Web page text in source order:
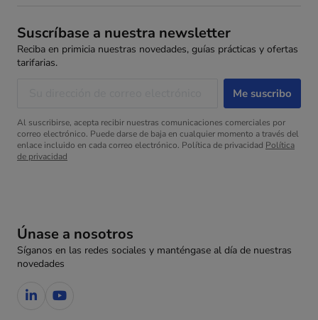
Únase a nosotros
Síganos en las redes sociales y manténgase al día de nuestras
novedades
Suscríbase a nuestra newsletter
Reciba en primicia nuestras novedades, guías prácticas y ofertas
tarifarias.
Al suscribirse, acepta recibir nuestras comunicaciones comerciales por
correo electrónico. Puede darse de baja en cualquier momento a través del
enlace incluido en cada correo electrónico. Política de privacidad Política
de privacidad